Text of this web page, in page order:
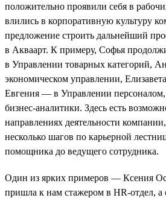
положительно проявили себя в
влились в корпоративную культуру
предложение строить дальнейший
в Акваарт. К примеру, Софья
в Управлении товарных категорий,
экономическом управлении,
Евгения — в Управлении
бизнес-аналитики. Здесь есть
направлениях деятельности
несколько шагов по карьерной
помощника до ведущего сотрудника.
Один из ярких примеров — Ксения
пришла к нам стажером в HR-отдел, а